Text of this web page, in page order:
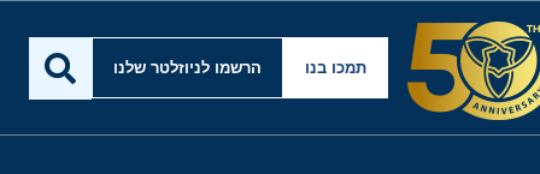
תמכו בנו הרשמו לניוזלטר שלנו